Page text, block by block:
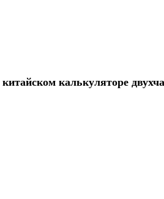
китайском калькуляторе